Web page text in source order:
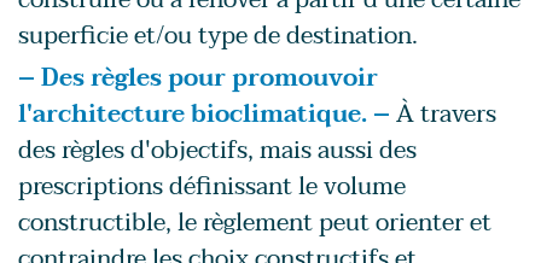
superficie et/ou type de destination.
– Des règles pour promouvoir
l'architecture bioclimatique. –À travers
des règles d'objectifs, mais aussi des
prescriptions définissant le volume
constructible, le règlement peut orienter et